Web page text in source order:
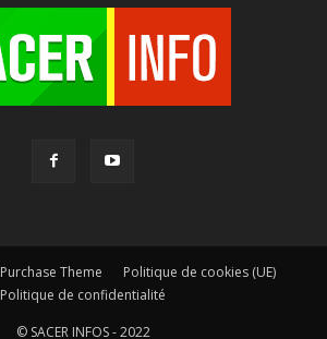
Purchase Theme
Politique de cookies (UE)
Politique de confidentialité
© SACER INFOS - 2022